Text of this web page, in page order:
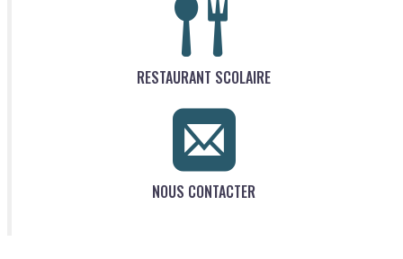
RESTAURANT SCOLAIRE
NOUS CONTACTER